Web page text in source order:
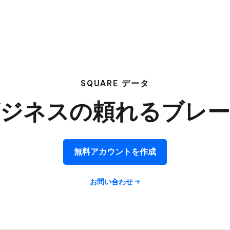
SQUARE データ
ネスの​頼れる​ブレ
無料アカウントを​作成
お問い​合わせ